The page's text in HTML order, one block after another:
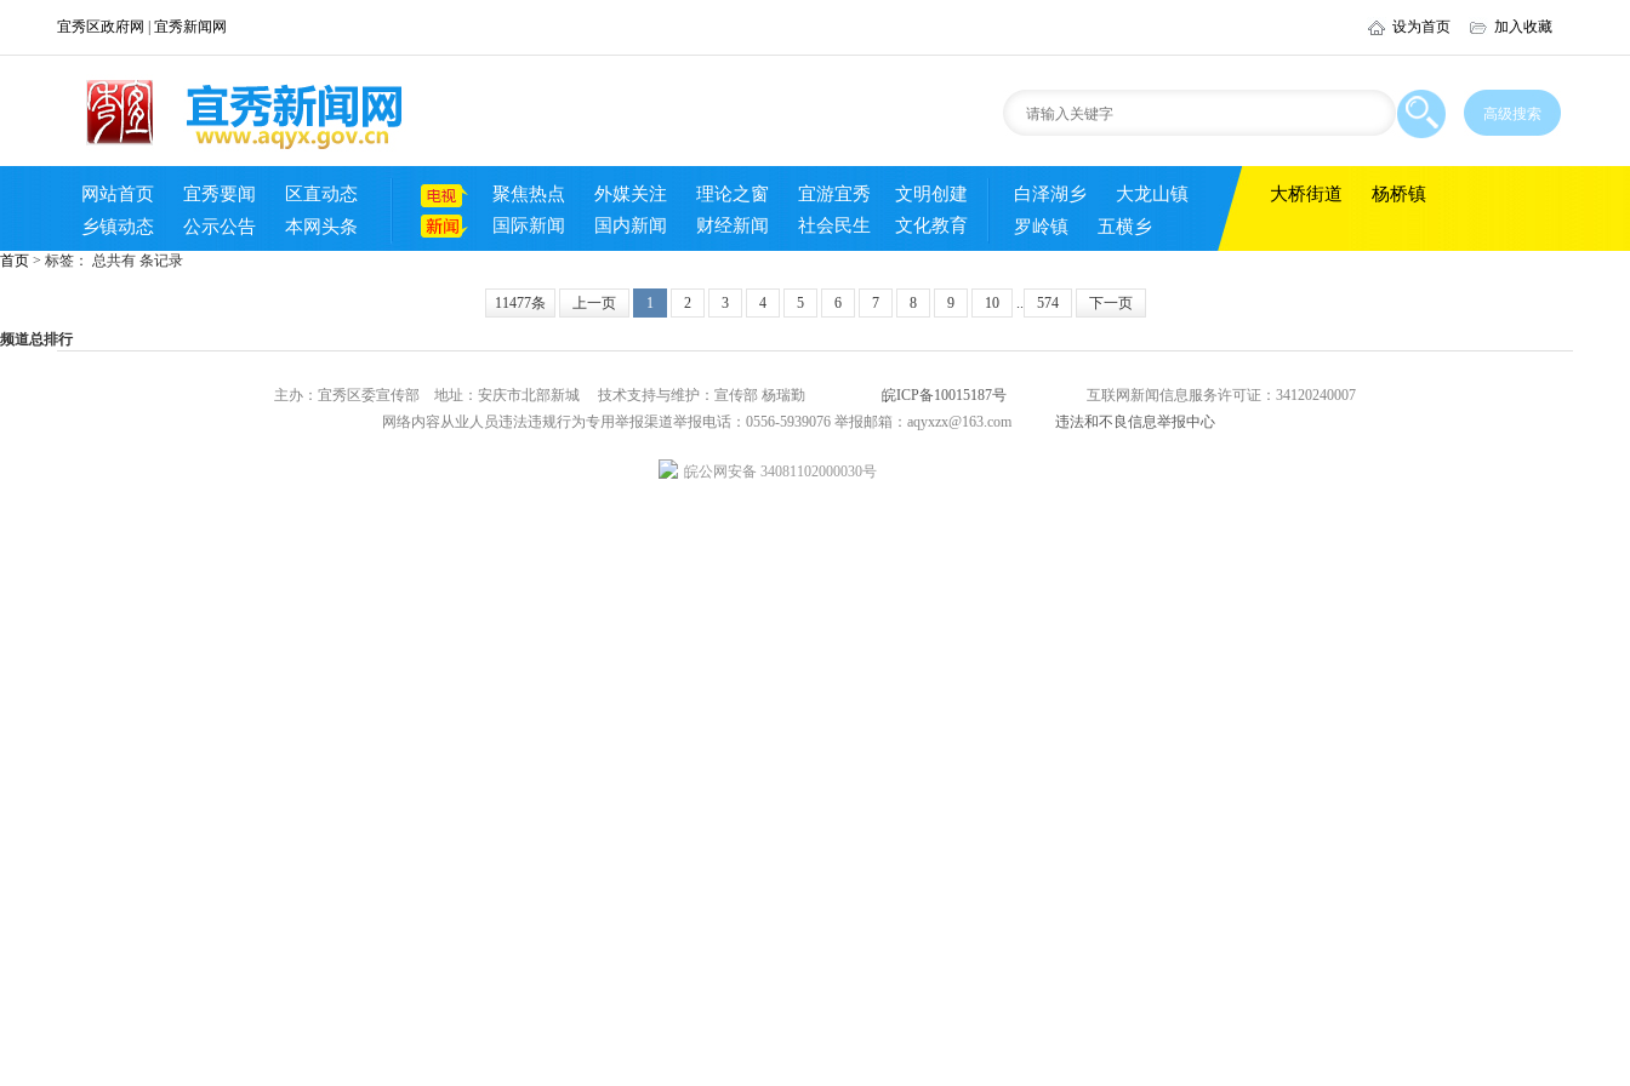
宜秀区政府网 宜秀新闻网 设为首页 加入收藏
网站首页 宜秀要闻
区直动态
乡镇动态
公示公告 本网头条
聚焦热点 外媒关注 理论之窗 宜游宜秀
文明创建
国际新闻
国内新闻 财经新闻 社会民生 文化教育
白泽湖乡
大龙山镇
罗岭镇
五横乡
大桥街道 杨桥镇
首页 > 标签： 总共有 条记录
11477条 上一页 1 2 3 4 5 6 7 8 9 10 .. 574 下一页
频道总排行
主办：宜秀区委宣传部 地址：安庆市北部新城 技术支持与维护：宣传部 杨瑞勤 皖ICP备10015187号
互联网新闻信息服务许可证：34120240007
网络内容从业人员违法违规行为专用举报渠道举报电话：0556-5939076 举报邮箱：aqyxzx@163.com 违法和不良信息举报中心
皖公网安备 34081102000030号